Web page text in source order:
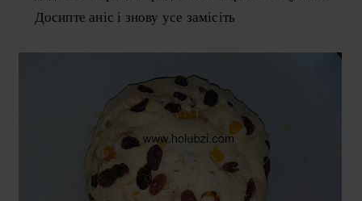
Досипте аніс і знову усе замісіть